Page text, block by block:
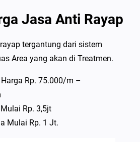
Jasa Anti Rayap
tergantung dari sistem
Area yang akan di Treatmen.
Rp. 75.000/m –
Rp. 3,5jt
Mulai Rp. 1 Jt.